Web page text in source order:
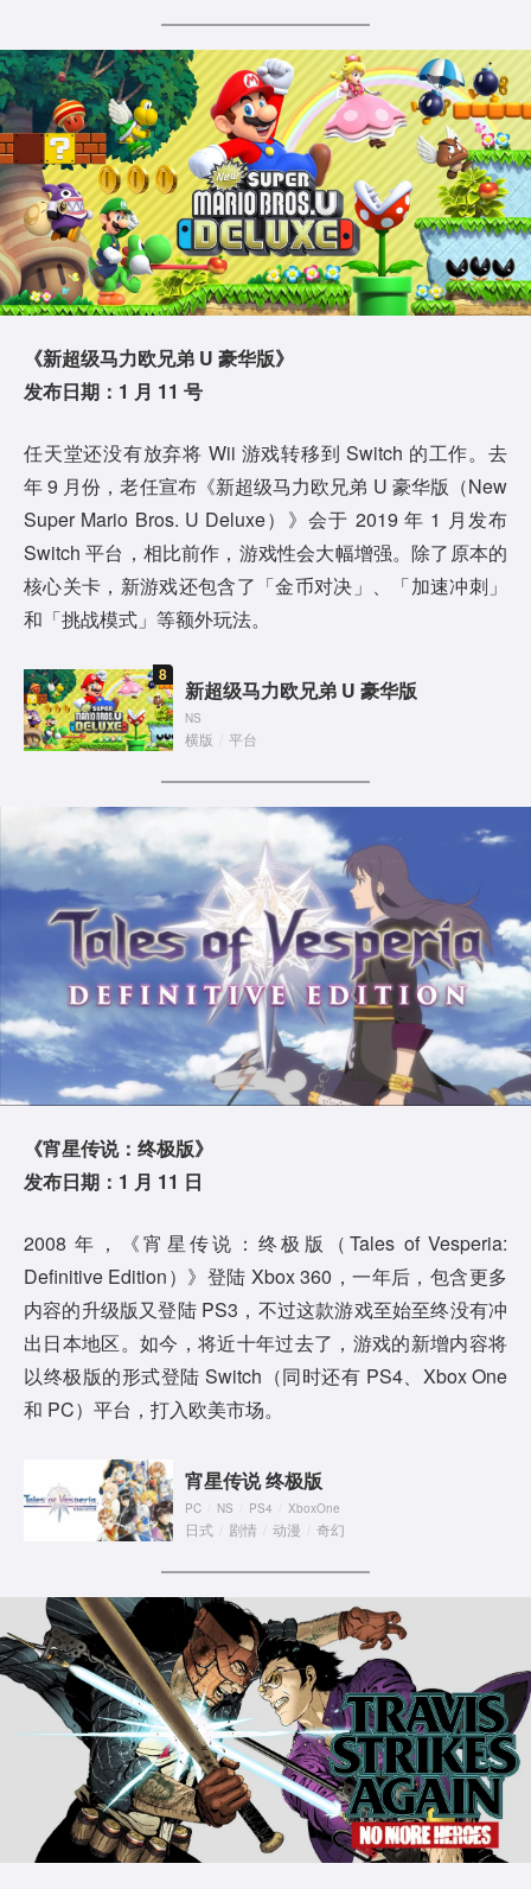
《新超级马力欧兄弟 U 豪华版》
发布日期：1 月 11 号
任天堂还没有放弃将 Wii 游戏转移到 Switch 的工作。去
年 9 月份，老任宣布《新超级马力欧兄弟 U 豪华版（New
Super Mario Bros. U Deluxe）》会于 2019 年 1 月发布
Switch 平台，相比前作，游戏性会大幅增强。除了原本的
核心关卡，新游戏还包含了「金币对决」、「加速冲刺」
和「挑战模式」等额外玩法。
8
新超级马力欧兄弟 U 豪华版
NS
横版 平台
《宵星传说：终极版》
发布日期：1 月 11 日
2008 年，《宵星传说：终极版（Tales of Vesperia:
Definitive Edition）》登陆 Xbox 360，一年后，包含更多
内容的升级版又登陆 PS3，不过这款游戏至始至终没有冲
出日本地区。如今，将近十年过去了，游戏的新增内容将
以终极版的形式登陆 Switch（同时还有 PS4、Xbox One
和 PC）平台，打入欧美市场。
宵星传说 终极版
PC NS PS4 XboxOne
日式 剧情 动漫 奇幻